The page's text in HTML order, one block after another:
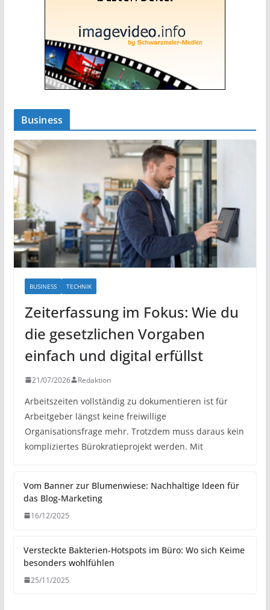
Business
BUSINESS TECHNIK
Zeiterfassung im Fokus: Wie du
die gesetzlichen Vorgaben
einfach und digital erfüllst
21/07/2026 Redaktion
Arbeitszeiten vollständig zu dokumentieren ist für
Arbeitgeber längst keine freiwillige
Organisationsfrage mehr. Trotzdem muss daraus kein
kompliziertes Bürokratieprojekt werden. Mit
Vom Banner zur Blumenwiese: Nachhaltige Ideen für
das Blog-Marketing
16/12/2025
Versteckte Bakterien-Hotspots im Büro: Wo sich Keime
besonders wohlfühlen
25/11/2025